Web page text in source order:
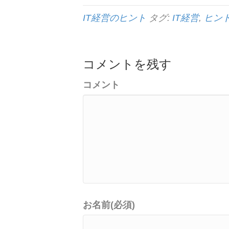
IT経営のヒント タグ: IT経営, ヒン
コメントを残す
コメント
お名前(必須)